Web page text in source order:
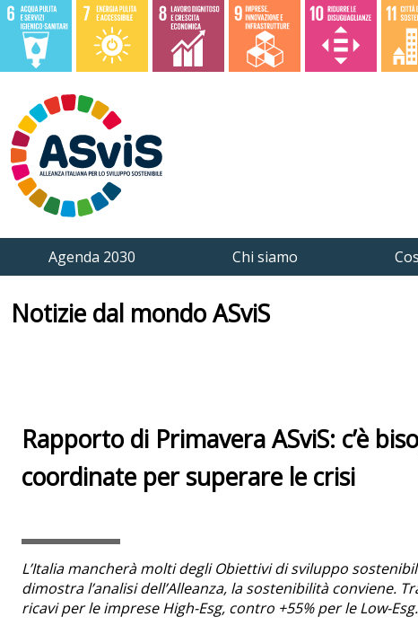
Agenda 2030 Chi siamo
Notizie dal mondo ASviS
Rapporto di Primavera ASviS: c’è
coordinate per superare le crisi
L’Italia mancherà molti degli Obiettivi di sviluppo
dimostra l’analisi dell’Alleanza, la sostenibilità conviene.
ricavi per le imprese High-Esg, contro +55% per le Low-Esg.